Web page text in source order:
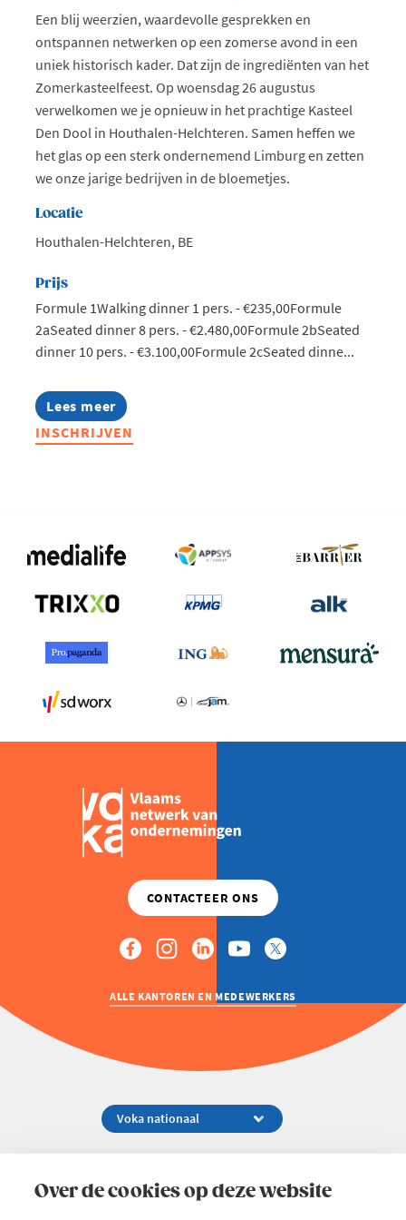
Over de cookies op deze website
Een blij weerzien, waardevolle gesprekken en
ontspannen netwerken op een zomerse avond in een
uniek historisch kader. Dat zijn de ingrediënten van het
Zomerkasteelfeest. Op woensdag 26 augustus
verwelkomen we je opnieuw in het prachtige Kasteel
Den Dool in Houthalen-Helchteren. Samen heffen we
het glas op een sterk ondernemend Limburg en zetten
we onze jarige bedrijven in de bloemetjes.
Locatie
Houthalen-Helchteren, BE
Prijs
Formule 1Walking dinner 1 pers. - €235,00Formule
2aSeated dinner 8 pers. - €2.480,00Formule 2bSeated
dinner 10 pers. - €3.100,00Formule 2cSeated dinne...
Lees meer
about
Zomerkasteelfeest
2026
INSCHRIJVEN
ALLE KANTOREN EN MEDEWERKERS
02 229 81 11